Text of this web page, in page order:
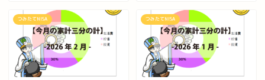
つみたてNISA つみたてNISA